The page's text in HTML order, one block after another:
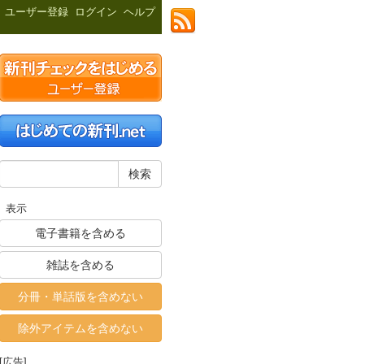
ユーザー登録 ログイン ヘルプ
表示
電子書籍を含める
雑誌を含める
分冊・単話版を含めない
除外アイテムを含めない